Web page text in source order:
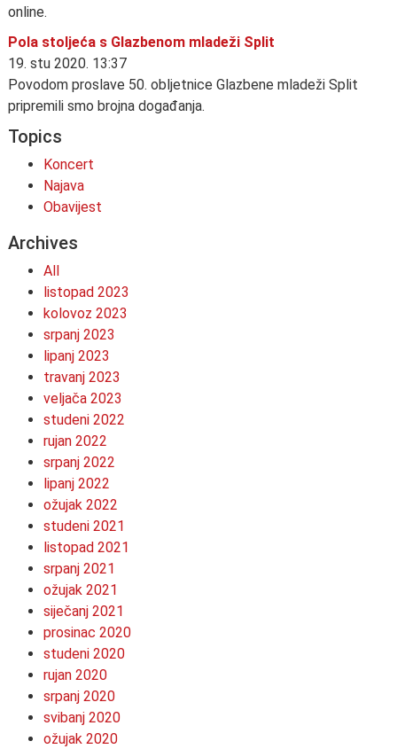
online.
Pola stoljeća s Glazbenom mladeži Split
19. stu 2020. 13:37
Povodom proslave 50. obljetnice Glazbene mladeži Split
pripremili smo brojna događanja.
Topics
Koncert
Najava
Obavijest
Archives
All
listopad 2023
kolovoz 2023
srpanj 2023
lipanj 2023
travanj 2023
veljača 2023
studeni 2022
rujan 2022
srpanj 2022
lipanj 2022
ožujak 2022
studeni 2021
listopad 2021
srpanj 2021
ožujak 2021
siječanj 2021
prosinac 2020
studeni 2020
rujan 2020
srpanj 2020
svibanj 2020
ožujak 2020